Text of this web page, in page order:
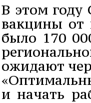
В этом году
вакцины от
было 170
ожидают
и начать